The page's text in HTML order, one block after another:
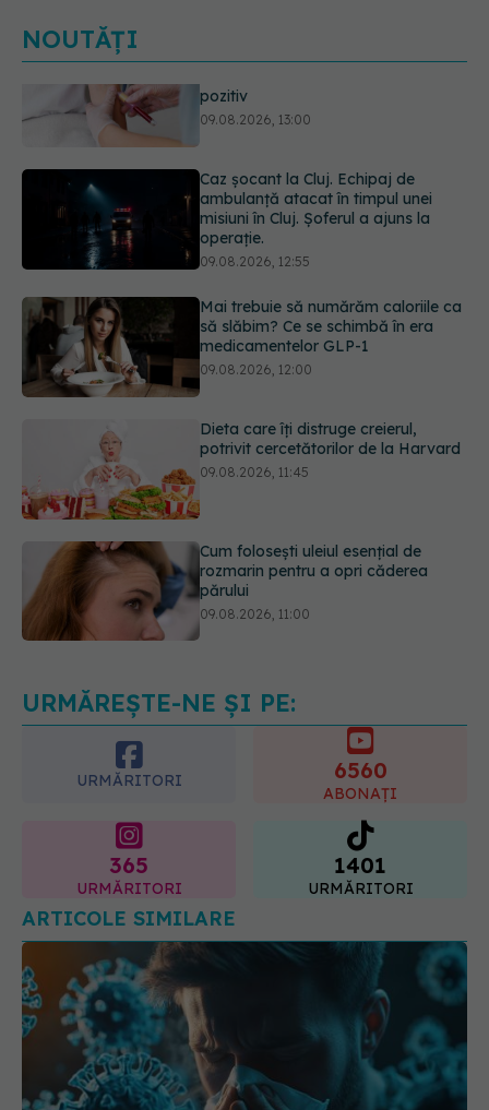
NOUTĂȚI
Caz șocant la Cluj. Echipaj de
operație.
09.08.2026, 12:55
Mai trebuie să numărăm caloriile ca
să slăbim? Ce se schimbă în era
09.08.2026, 12:00
Dieta care îți distruge creierul,
09.08.2026, 11:00
Ce este testul TORCH și cine trebuie
URMĂREȘTE-NE ȘI PE:
URMĂRITORI 6560
ABONAȚI
365
URMĂRITORI
1401
URMĂRITORI
ARTICOLE SIMILARE